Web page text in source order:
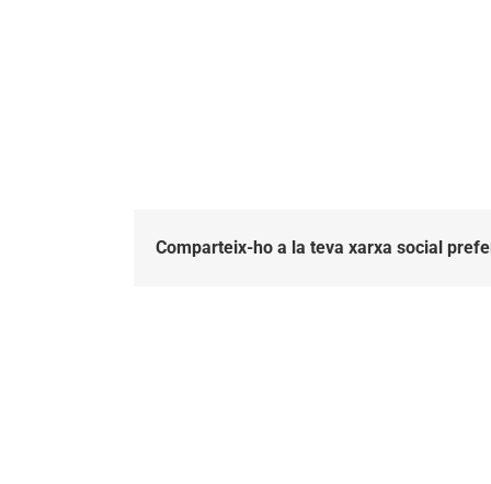
Comparteix-ho a la teva xarxa social